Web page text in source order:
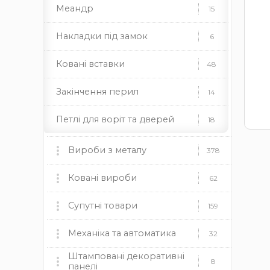
Меандр 15
Накладки під замок 6
Ковані вставки 48
Закінчення перил 14
Петлі для воріт та дверей 18
Ковані піки 64
Підкови 2
Ковані полоси 90
Ковані поручні 5
Профілі для хомутів 4
Вироби з металу 378
Мангали, пічки та аксесуари 60
мангали пічки
Камінні топки BOKAR
Ковані вироби 62
Ковані ворота 9
Ковані огорожі 12
Ковані навіси 8
Супутні товари 159
Пластикові заглушки 37
круглі прямокутні квадратні
Механіка та автоматика 32
Механіка 19
Штамповані декоративні
панелі
8